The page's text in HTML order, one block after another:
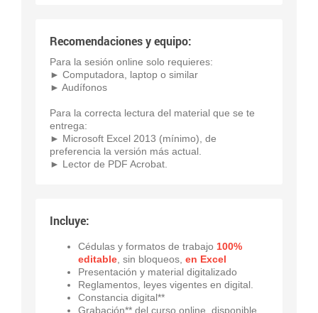
Recomendaciones y equipo:
Para la sesión online solo requieres:
► Computadora, laptop o similar
► Audífonos
Para la correcta lectura del material que se te
entrega:
► Microsoft Excel 2013 (mínimo), de
preferencia la versión más actual.
► Lector de PDF Acrobat.
Incluye:
Cédulas y formatos de trabajo 100%
editable , sin bloqueos, en Excel
Presentación y material digitalizado
Reglamentos, leyes vigentes en digital.
Constancia digital**
Grabación** del curso online, disponible